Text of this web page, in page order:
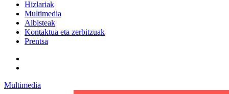
Hizlariak
Multimedia
Albisteak
Kontaktua eta zerbitzuak
Prentsa
Multimedia